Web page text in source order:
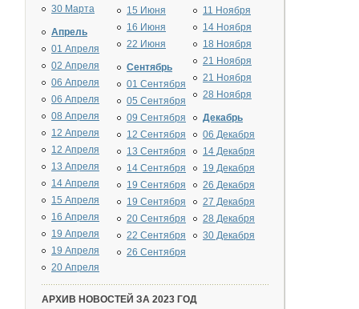
30 Марта
Апрель
01 Апреля
02 Апреля
06 Апреля
06 Апреля
08 Апреля
12 Апреля
12 Апреля
13 Апреля
14 Апреля
15 Апреля
16 Апреля
19 Апреля
19 Апреля
20 Апреля
15 Июня
16 Июня
22 Июня
Сентябрь
01 Сентября
05 Сентября
09 Сентября
12 Сентября
13 Сентября
14 Сентября
19 Сентября
19 Сентября
20 Сентября
22 Сентября
26 Сентября
11 Ноября
14 Ноября
18 Ноября
21 Ноября
21 Ноября
28 Ноября
Декабрь
06 Декабря
14 Декабря
19 Декабря
26 Декабря
27 Декабря
28 Декабря
30 Декабря
АРХИВ НОВОСТЕЙ ЗА 2023 ГОД